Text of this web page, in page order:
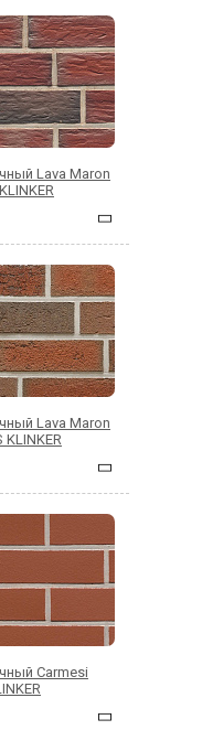
Lava Maron
Lava Maron
Carmesi